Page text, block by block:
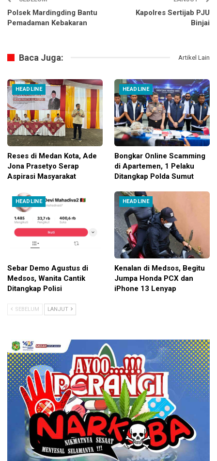
Polsek Mardingding Bantu
Pemadaman Kebakaran
Kapolres Sertijab PJU
Binjai
Baca Juga: Artikel Lain
HEADLINE
Reses di Medan Kota, Ade
Jona Prasetyo Serap
Aspirasi Masyarakat
HEADLINE
Bongkar Online Scamming
di Apartemen, 1 Pelaku
Ditangkap Polda Sumut
HEADLINE
Sebar Demo Agustus di
Medsos, Wanita Cantik
Ditangkap Polisi
HEADLINE
Kenalan di Medsos, Begitu
Jumpa Honda PCX dan
iPhone 13 Lenyap
SEBELUM LANJUT